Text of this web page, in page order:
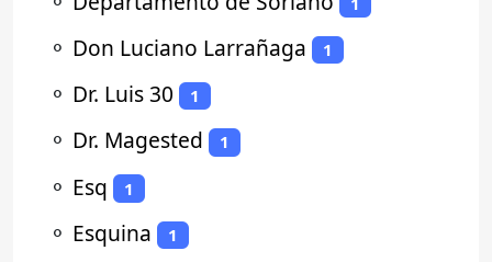
⚬ Don Luciano Larrañaga 1
⚬ Dr. Luis 30 1
⚬ Dr. Magested 1
⚬ Esq 1
⚬ Esquina 1